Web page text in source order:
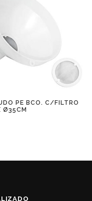
PE BCO. C/FILTRO
Ø35CM